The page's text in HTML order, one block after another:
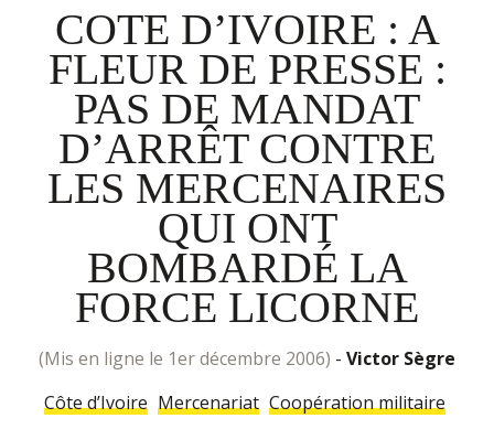
COTE D’IVOIRE : A
FLEUR DE PRESSE :
PAS DE MANDAT
D’ARRÊT CONTRE
LES MERCENAIRES
QUI ONT
BOMBARDÉ LA
FORCE LICORNE
(mis en ligne le 1er décembre 2006) - Victor Sègre
Côte d’Ivoire Mercenariat Coopération militaire